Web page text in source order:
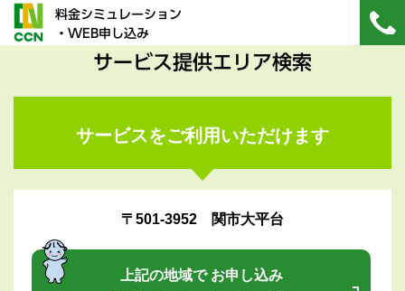
料金シミュレーション
・WEB申し込み
サービス提供エリア検索
サービスをご利用いただけます
〒501-3952 関市大平台
上記の地域で お申し込み